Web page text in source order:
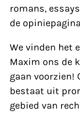
romans,
de
We vinden het
Maxim ons de
gaan voorzien!
bestaat uit
gebied van